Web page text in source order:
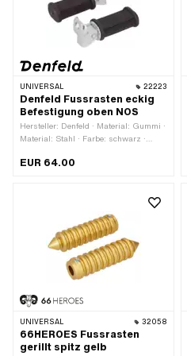
UNIVERSAL 22223
Denfeld Fussrasten eckig
Befestigung oben NOS
Hersteller: Denfeld · Material: Gummi ·
Material: Stahl · Farbe: schwarz ·
Höhe: 35 mm · Gesamtlänge: 130 mm ·
EUR 64.00
UNIVERSAL 32058
66HEROES Fussrasten
gerillt spitz gelb